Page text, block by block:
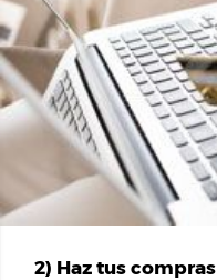
2) Haz tus compras